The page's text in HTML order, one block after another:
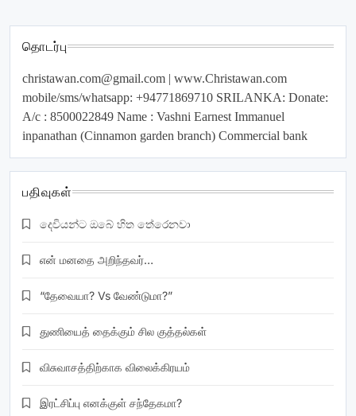
தொடர்பு
christawan.com@gmail.com | www.Christawan.com
mobile/sms/whatsapp: +94771869710 SRILANKA: Donate:
A/c : 8500022849 Name : Vashni Earnest Immanuel
inpanathan (Cinnamon garden branch) Commercial bank
பதிவுகள்
දෙවියන්ට ඔබේ හිත තේරෙනවා
என் மனதை அறிந்தவர்…
“தேவையா? Vs வேண்டுமா?”
துணியைத் தைக்கும் சில குத்தல்கள்
விசுவாசத்திற்காக விலைக்கிரயம்
இரட்சிப்பு எனக்குள் சந்தேகமா?